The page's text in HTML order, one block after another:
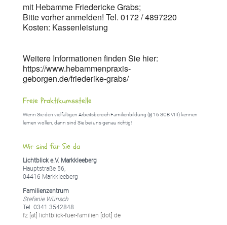
mit Hebamme Friedericke Grabs;
Bitte vorher anmelden! Tel. 0172 / 4897220
Kosten: Kassenleistung
Weitere Informationen finden Sie hier:
https://www.hebammenpraxis-
geborgen.de/friederike-grabs/
Freie Praktikumsstelle
Wenn Sie den vielfältigen Arbeitsbereich Familienbildung (§ 16 SGB VIII) kennen
lernen wollen, dann sind Sie bei uns genau richtig!
Wir sind für Sie da
Lichtblick e.V. Markkleeberg
Hauptstraße 56,
04416 Markkleeberg
Familienzentrum
Stefanie Wünsch
Tel. 0341 3542848
fz [at] lichtblick-fuer-familien [dot] de